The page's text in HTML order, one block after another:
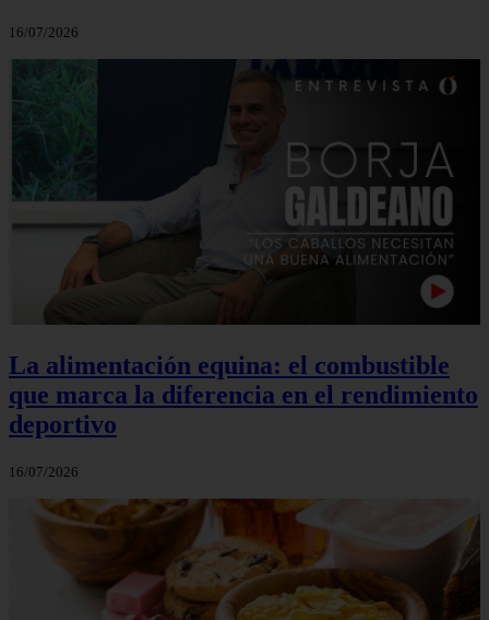
16/07/2026
La alimentación equina: el combustible
que marca la diferencia en el rendimiento
deportivo
16/07/2026